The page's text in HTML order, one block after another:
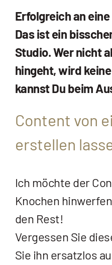
Erfolgreich an
Das ist ein
Studio. Wer nicht
hingeht, wird
kannst Du beim
Content von
erstellen
Ich möchte der
Knochen
den Rest!
Vergessen Sie
Sie ihn ersatzlos